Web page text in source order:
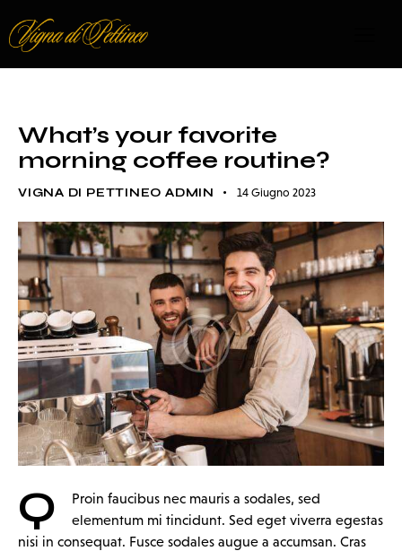
What’s your favorite
morning coffee routine?
VIGNA DI PETTINEO ADMIN 14 Giugno 2023
Q
Proin faucibus nec mauris a sodales, sed
elementum mi tincidunt. Sed eget viverra egestas
nisi in consequat. Fusce sodales augue a accumsan. Cras